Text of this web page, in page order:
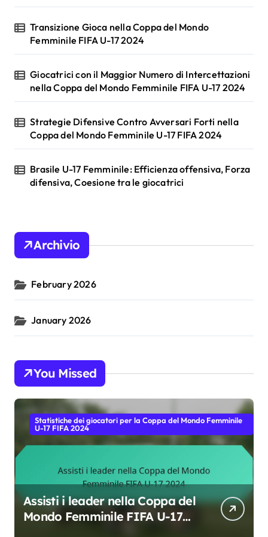
Transizione Gioca nella Coppa del Mondo
Femminile FIFA U-17 2024
Giocatrici con il Maggior Numero di Intercettazioni
nella Coppa del Mondo Femminile FIFA U-17 2024
Strategie Difensive Contro Avversari Forti nella
Coppa del Mondo Femminile U-17 FIFA 2024
Brasile U-17 Femminile: Efficienza offensiva, Forza
difensiva, Coesione tra le giocatrici
Archivio
February 2026
January 2026
You Missed
Statistiche dei giocatori per la Coppa del Mondo Femminile
U-17 FIFA 2024
Assisti i leader nella Coppa del
Mondo Femminile FIFA U-17